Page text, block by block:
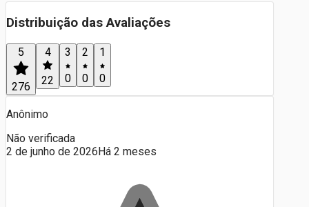
Distribuição das Avaliações
5
276
4
22
3
0
2
0
1
0
Anônimo
Não verificada
2 de junho de 2026Há 2 meses